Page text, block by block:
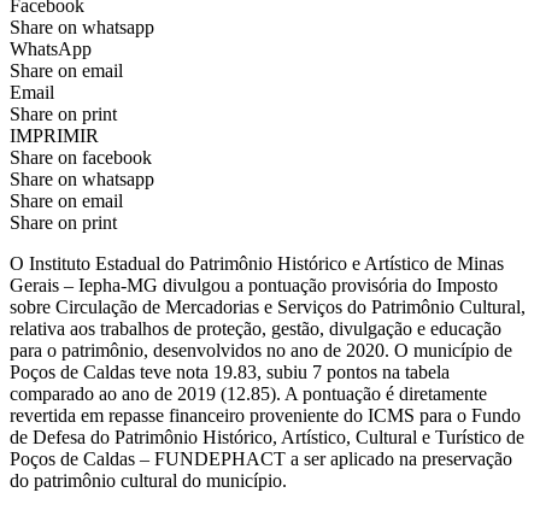
Facebook
Share on whatsapp
WhatsApp
Share on email
Email
Share on print
IMPRIMIR
Share on facebook
Share on whatsapp
Share on email
Share on print
O Instituto Estadual do Patrimônio Histórico e Artístico de Minas
Gerais – Iepha-MG divulgou a pontuação provisória do Imposto
sobre Circulação de Mercadorias e Serviços do Patrimônio Cultural,
relativa aos trabalhos de proteção, gestão, divulgação e educação
para o patrimônio, desenvolvidos no ano de 2020. O município de
Poços de Caldas teve nota 19.83, subiu 7 pontos na tabela
comparado ao ano de 2019 (12.85). A pontuação é diretamente
revertida em repasse financeiro proveniente do ICMS para o Fundo
de Defesa do Patrimônio Histórico, Artístico, Cultural e Turístico de
Poços de Caldas – FUNDEPHACT a ser aplicado na preservação
do patrimônio cultural do município.